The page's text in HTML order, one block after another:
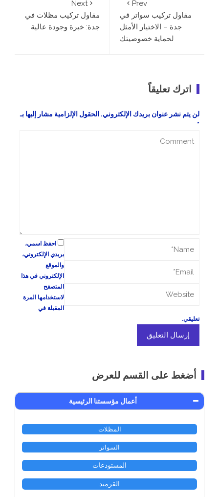
Prev
مقاول تركيب سواتر في
جدة – الاختيار الأمثل
لحماية خصوصيتك
Next
مقاول تركيب مظلات في
جدة: خبرة وجودة عالية
اترك تعليقاً
لن يتم نشر عنوان بريدك الإلكتروني. الحقول الإلزامية مشار إليها بـ
*
احفظ اسمي،
بريدي الإلكتروني،
والموقع
الإلكتروني في هذا
المتصفح
لاستخدامها المرة
المقبلة في
تعليقي.
أضغط على القسم للعرض
أعمال مؤسستنا الرئيسية
المظلات
السواتر
المستودعات
القرميد